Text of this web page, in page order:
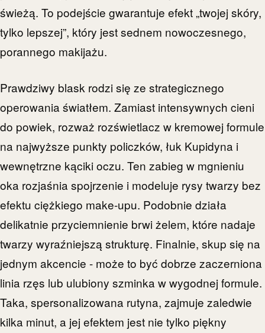
świeżą. To podejście gwarantuje efekt „twojej skóry,
tylko lepszej”, który jest sednem nowoczesnego,
porannego makijażu.
Prawdziwy blask rodzi się ze strategicznego
operowania światłem. Zamiast intensywnych cieni
do powiek, rozważ rozświetlacz w kremowej formule
na najwyższe punkty policzków, łuk Kupidyna i
wewnętrzne kąciki oczu. Ten zabieg w mgnieniu
oka rozjaśnia spojrzenie i modeluje rysy twarzy bez
efektu ciężkiego make-upu. Podobnie działa
delikatnie przyciemnienie brwi żelem, które nadaje
twarzy wyraźniejszą strukturę. Finalnie, skup się na
jednym akcencie - może to być dobrze zaczerniona
linia rzęs lub ulubiony szminka w wygodnej formule.
Taka, spersonalizowana rutyna, zajmuje zaledwie
kilka minut, a jej efektem jest nie tylko piękny